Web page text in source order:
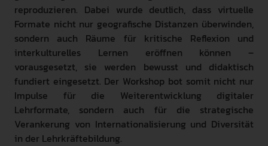
reproduzieren. Dabei wurde deutlich, dass virtuelle
Formate nicht nur geografische Distanzen überwinden,
sondern auch Räume für kritische Reflexion und
interkulturelles Lernen eröffnen können –
vorausgesetzt, sie werden bewusst und didaktisch
fundiert eingesetzt. Der Workshop bot somit nicht nur
Impulse für die Weiterentwicklung digitaler
Lehrformate, sondern auch für die strategische
Verankerung von Internationalisierung und Diversität
in der Lehrkräftebildung.